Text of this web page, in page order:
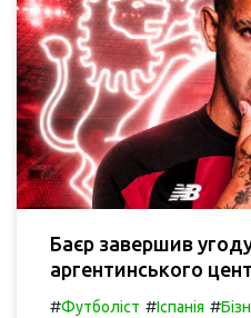
Баєр завершив
аргентинського
#Футболіст #Іспанія #